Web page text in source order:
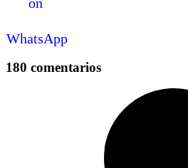
WhatsApp
180 comentarios